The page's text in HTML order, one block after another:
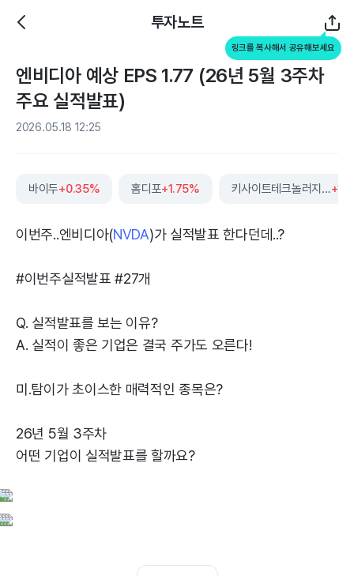
투자노트
링크를 복사해서 공유해보세요
엔비디아 예상 EPS 1.77 (26년 5월 3주차
주요 실적발표)
2026.05.18 12:25
바이두+0.35% 홈디포+1.75% 키사이트테크놀러지스
이번주..엔비디아(NVDA)가 실적발표 한다던데..?
#이번주실적발표 #27개
Q. 실적발표를 보는 이유?
A. 실적이 좋은 기업은 결국 주가도 오른다!
미.탐이가 초이스한 매력적인 종목은?
26년 5월 3주차
어떤 기업이 실적발표를 할까요?